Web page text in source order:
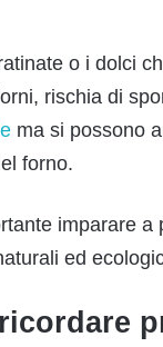
o i dolci
rischia di
ma si possono
forno.
imparare
ed